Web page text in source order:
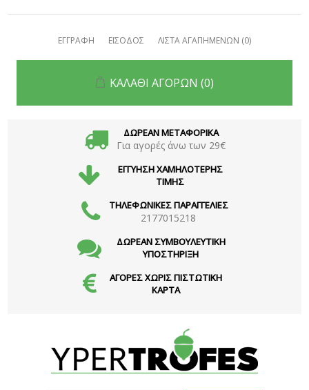
ΕΓΓΡΑΦΗ ΕΙΣΟΔΟΣ ΛΙΣΤΑ ΑΓΑΠΗΜΕΝΩΝ (0)
ΚΑΛΑΘΙ ΑΓΟΡΩΝ (0)
ΔΩΡΕΑΝ ΜΕΤΑΦΟΡΙΚΑ
Για αγορές άνω των 29€
ΕΓΓΥΗΣΗ ΧΑΜΗΛΟΤΕΡΗΣ
ΤΙΜΗΣ
ΤΗΛΕΦΩΝΙΚΕΣ ΠΑΡΑΓΓΕΛΙΕΣ
2177015218
ΔΩΡΕΑΝ ΣΥΜΒΟΥΛΕΥΤΙΚΗ
ΥΠΟΣΤΗΡΙΞΗ
ΑΓΟΡΕΣ ΧΩΡΙΣ ΠΙΣΤΩΤΙΚΗ
ΚΑΡΤΑ